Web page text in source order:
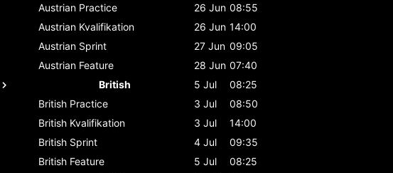
Austrian Practice 26 Jun 08:55
Austrian Kvalifikation 26 Jun 14:00
Austrian Sprint 27 Jun 09:05
Austrian Feature 28 Jun 07:40
British
5 Jul
08:25
British Practice 3 Jul
08:50
British Kvalifikation 3 Jul
14:00
British Sprint 4 Jul
09:35
British Feature 5 Jul
08:25